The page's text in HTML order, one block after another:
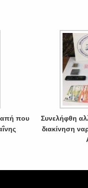
που
Συνελήφθη
διακίνηση